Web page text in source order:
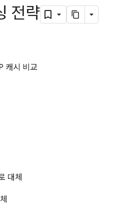
전략
캐시 비교
대체